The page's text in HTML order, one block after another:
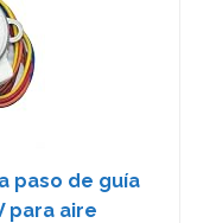
paso de guía
para aire